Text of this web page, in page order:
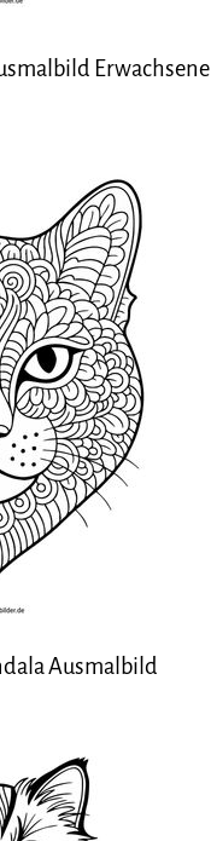
Erwachsene
Ausmalbild